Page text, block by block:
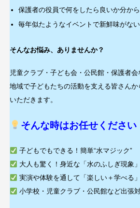
保護者の役員で何をしたら良いか分か
毎年似たようなイベントで新鮮味がない
そんなお悩み、ありませんか？
児童クラブ・子ども会・公民館・保護者会
地域で子どもたちの活動を支える皆さんか
いただきます。
そんな時はお任せください
子どもでもできる！簡単“水マジック”
大人も驚く！身近な「水のふしぎ現象」
実演や体験を通して「楽しい＋学べる
小学校・児童クラブ・公民館など出張